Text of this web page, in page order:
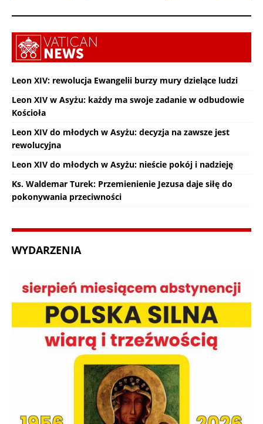
Leon XIV: rewolucja Ewangelii burzy mury dzielące ludzi
Leon XIV w Asyżu: każdy ma swoje zadanie w odbudowie
Kościoła
Leon XIV do młodych w Asyżu: decyzja na zawsze jest
rewolucyjna
Leon XIV do młodych w Asyżu: nieście pokój i nadzieję
Ks. Waldemar Turek: Przemienienie Jezusa daje siłę do
pokonywania przeciwności
WYDARZENIA